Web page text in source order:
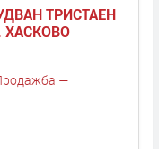
ТРИСТАЕН
ХАСКОВО
—